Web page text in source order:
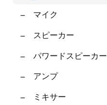
マイク
スピーカー
パワードスピーカー
アンプ
ミキサー